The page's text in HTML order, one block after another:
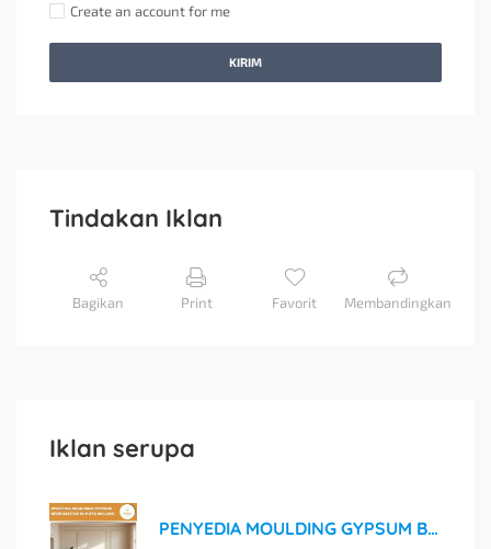
Create an account for me
KIRIM
Tindakan Iklan
Bagikan Print Favorit Membandingkan
Iklan serupa
PENYEDIA MOULDING GYPSUM BERKUALITAS DI KOTA MALANG